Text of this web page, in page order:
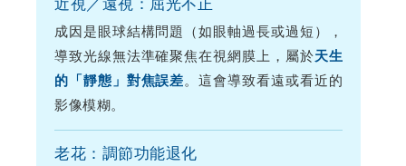
成因是眼球結構問題（如眼軸過長或過短），
導致光線無法準確聚焦在視網膜上，屬於天生
的「靜態」對焦誤差。這會導致看遠或看近的
影像模糊。
老花：調節功能退化